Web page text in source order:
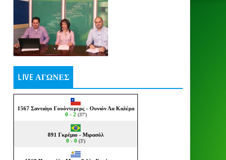
LIVE ΑΓΩΝΕΣ